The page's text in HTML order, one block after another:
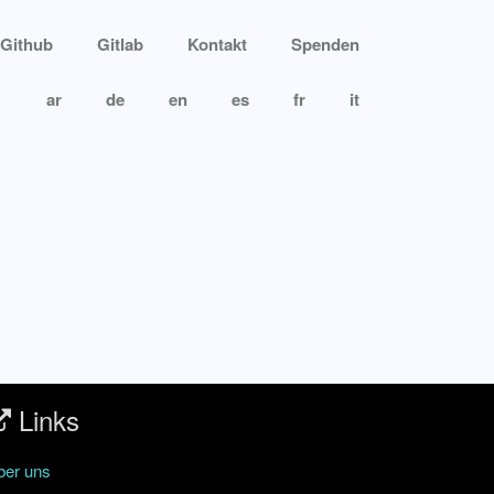
Github Gitlab Kontakt Spenden
ar de en es fr it
Links
uns